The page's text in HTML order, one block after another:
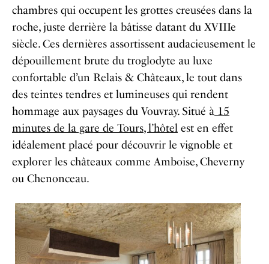
chambres qui occupent les grottes creusées dans la
roche, juste derrière la bâtisse datant du XVIIIe
siècle. Ces dernières assortissent audacieusement le
dépouillement brute du troglodyte au luxe
confortable d’un Relais & Châteaux, le tout dans
des teintes tendres et lumineuses qui rendent
hommage aux paysages du Vouvray. Situé à 15
minutes de la gare de Tours, l’hôtel est en effet
idéalement placé pour découvrir le vignoble et
explorer les châteaux comme Amboise, Cheverny
ou Chenonceau.